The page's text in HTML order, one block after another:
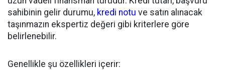
sahibinin gelir durumu, kredi notu ve satın alınacak
taşınmazın ekspertiz değeri gibi kriterlere göre
belirlenebilir.
Genellikle şu özellikleri içerir: